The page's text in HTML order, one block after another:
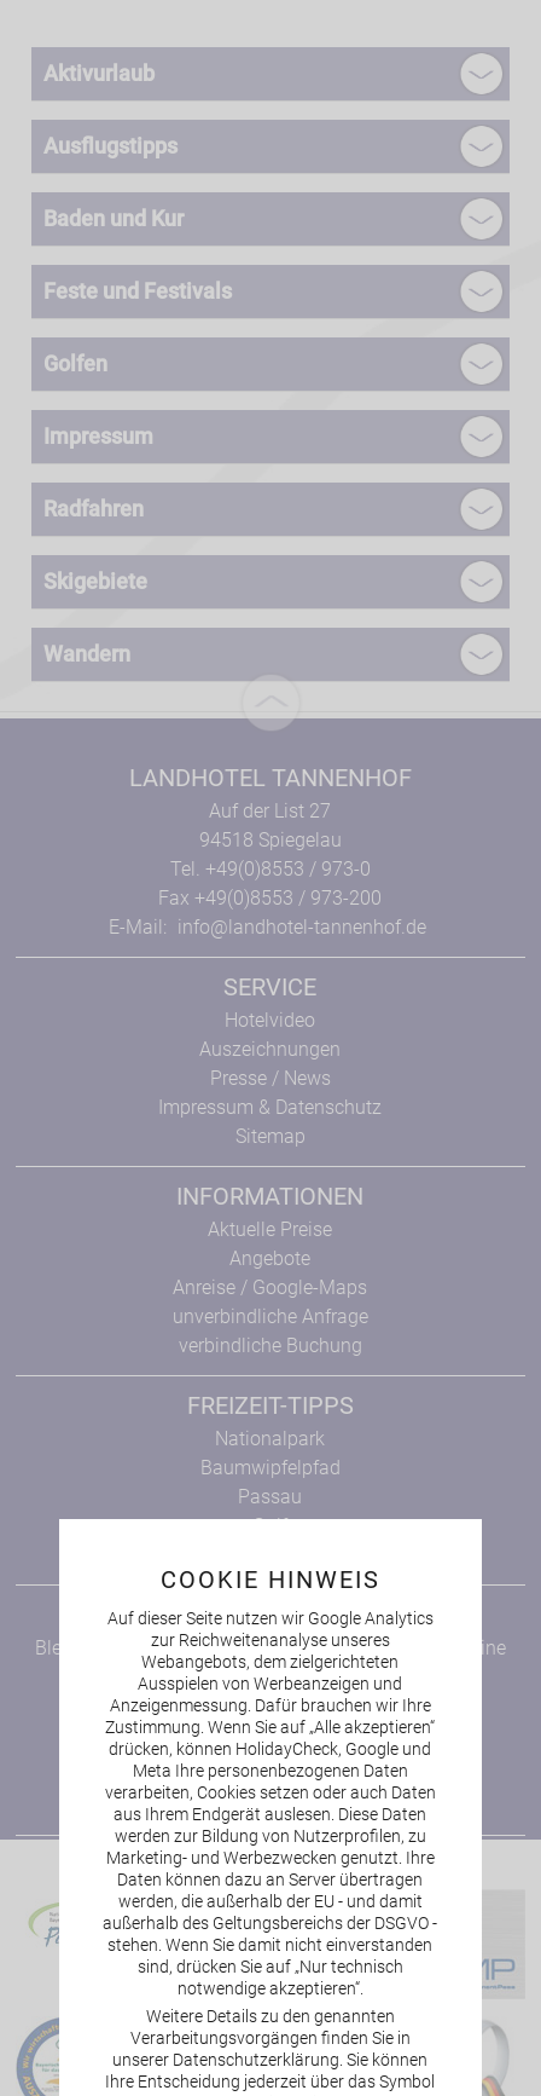
Aktivurlaub
Ausflugstipps
Baden und Kur
Feste und Festivals
Golfen
Impressum
Radfahren
Skigebiete
Wandern
LANDHOTEL TANNENHOF
Auf der List 27
94518 Spiegelau
Tel. +49(0)8553 / 973-0
Fax +49(0)8553 / 973-200
E-Mail: info@landhotel-tannenhof.de
SERVICE
Hotelvideo
Auszeichnungen
Presse / News
Impressum & Datenschutz
Sitemap
INFORMATIONEN
Aktuelle Preise
Angebote
Anreise / Google-Maps
unverbindliche Anfrage
verbindliche Buchung
FREIZEIT-TIPPS
Nationalpark
Baumwipfelpfad
Passau
Golf
NEWSLETTER
Bleiben Sie auf dem Laufenden und verpassen Sie keine
Angebote!
zur Newsletter-Anmeldung
COOKIE HINWEIS
Auf dieser Seite nutzen wir Google Analytics
zur Reichweitenanalyse unseres
Webangebots, dem zielgerichteten
Ausspielen von Werbeanzeigen und
Anzeigenmessung. Dafür brauchen wir Ihre
Zustimmung. Wenn Sie auf „Alle akzeptieren“
drücken, können HolidayCheck, Google und
Meta Ihre personenbezogenen Daten
verarbeiten, Cookies setzen oder auch Daten
aus Ihrem Endgerät auslesen. Diese Daten
werden zur Bildung von Nutzerprofilen, zu
Marketing- und Werbezwecken genutzt. Ihre
Daten können dazu an Server übertragen
werden, die außerhalb der EU - und damit
außerhalb des Geltungsbereichs der DSGVO -
stehen. Wenn Sie damit nicht einverstanden
sind, drücken Sie auf „Nur technisch
notwendige akzeptieren“.
Weitere Details zu den genannten
Verarbeitungsvorgängen finden Sie in
unserer Datenschutzerklärung. Sie können
Ihre Entscheidung jederzeit über das Symbol